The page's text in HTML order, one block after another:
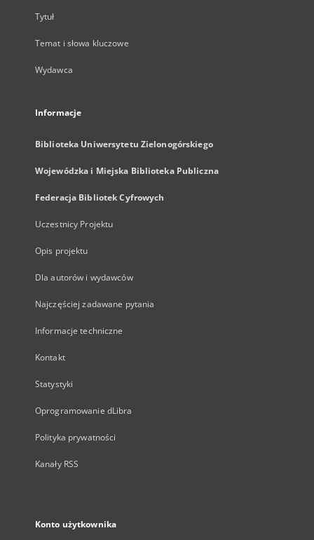
Tytuł
Temat i słowa kluczowe
Wydawca
Informacje
Biblioteka Uniwersytetu Zielonogórskiego
Wojewódzka i Miejska Biblioteka Publiczna
Federacja Bibliotek Cyfrowych
Uczestnicy Projektu
Opis projektu
Dla autorów i wydawców
Najczęściej zadawane pytania
Informacje techniczne
Kontakt
Statystyki
Oprogramowanie dLibra
Polityka prywatności
Kanały RSS
Konto użytkownika